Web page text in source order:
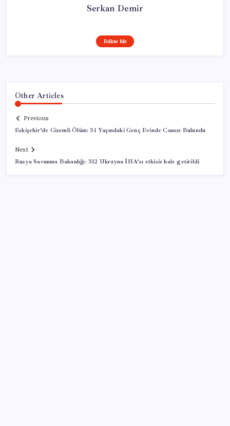
Serkan Demir
Follow Me
Other Articles
Previous
Eskişehir’de Gizemli Ölüm: 31 Yaşındaki Genç Evinde Cansız Bulundu
Next
Rusya Savunma Bakanlığı: 312 Ukrayna İHA’sı etkisiz hale getirildi